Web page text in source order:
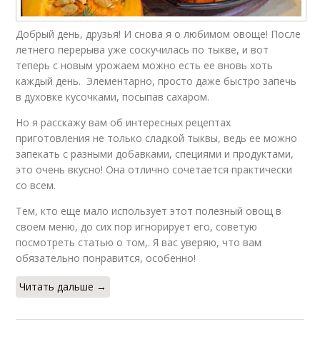
Добрый день, друзья! И снова я о любимом овоще! После
летнего перерыва уже соскучилась по тыкве, и вот
теперь с новым урожаем можно есть ее вновь хоть
каждый день. Элементарно, просто даже быстро запечь
в духовке кусочками, посыпав сахаром.
Но я расскажу вам об интересных рецептах
приготовления не только сладкой тыквы, ведь ее можно
запекать с разными добавками, специями и продуктами,
это очень вкусно! Она отлично сочетается практически
со всем.
Тем, кто еще мало использует этот полезный овощ в
своем меню, до сих пор игнорирует его, советую
посмотреть статью о том,. Я вас уверяю, что вам
обязательно понравится, особенно!
Читать дальше →